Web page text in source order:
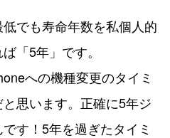
でも寿命年数を私個人的
「5年」です。
への機種変更のタイミ
思います。正確に5年ジ
す！5年を過ぎたタイミ